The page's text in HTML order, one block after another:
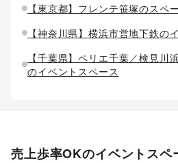
【東京都】フレンテ笹塚のスペ
【神奈川県】横浜市営地下鉄の
【千葉県】ペリエ千葉／検見川
のイベントスペース
【愛知県】T-FACEのイベントス
売上歩率OKのイベントスペ